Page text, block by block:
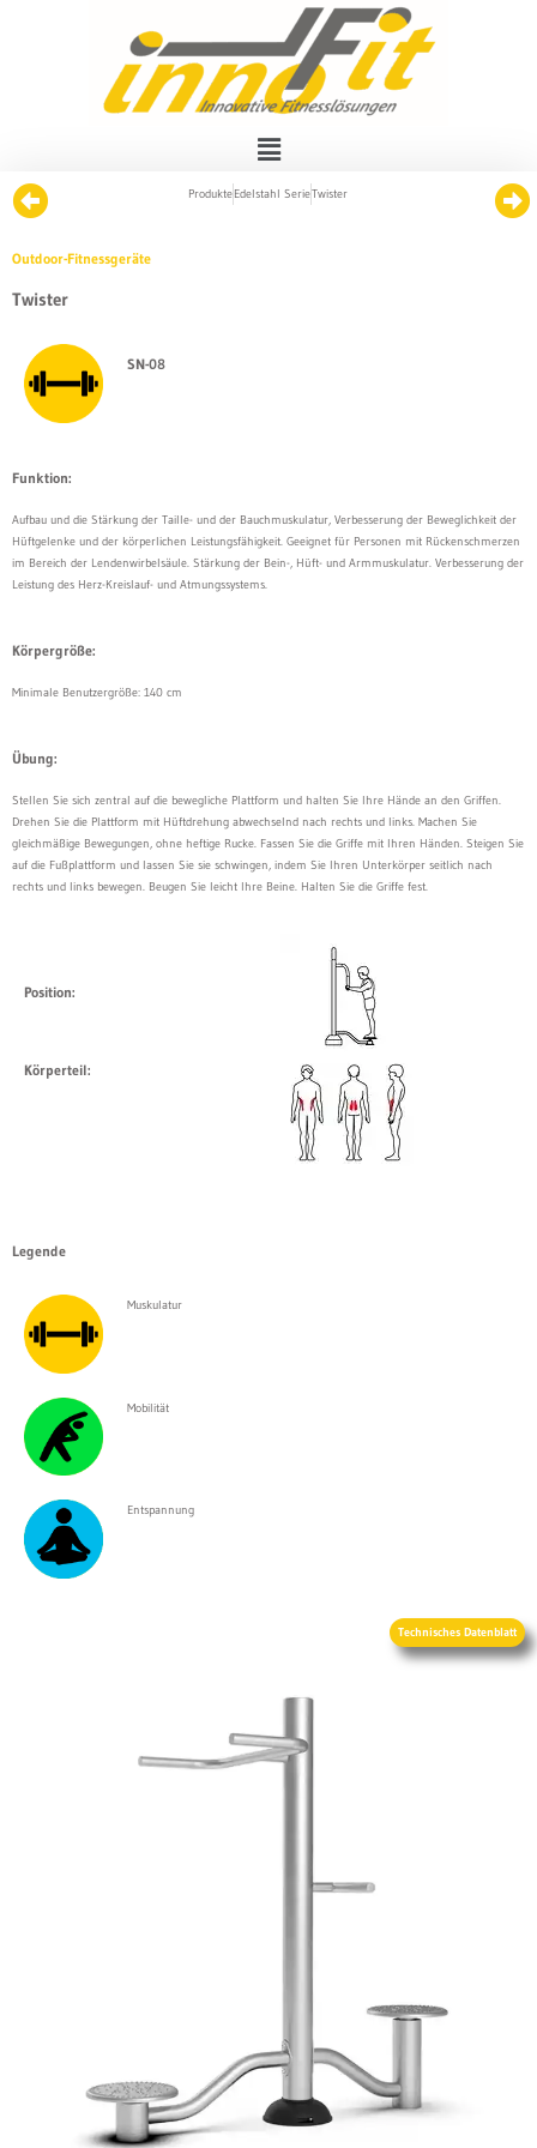
ProdukteEdelstahl SerieTwister
Outdoor-Fitnessgeräte
Twister
SN-08
Funktion:
Aufbau und die Stärkung der Taille- und der Bauchmuskulatur, Verbesserung der Beweglichkeit der
Hüftgelenke und der körperlichen Leistungsfähigkeit. Geeignet für Personen mit Rückenschmerzen
im Bereich der Lendenwirbelsäule. Stärkung der Bein-, Hüft- und Armmuskulatur. Verbesserung der
Leistung des Herz-Kreislauf- und Atmungssystems.
Körpergröße:
Minimale Benutzergröße: 140 cm
Übung:
Stellen Sie sich zentral auf die bewegliche Plattform und halten Sie Ihre Hände an den Griffen.
Drehen Sie die Plattform mit Hüftdrehung abwechselnd nach rechts und links. Machen Sie
gleichmäßige Bewegungen, ohne heftige Rucke. Fassen Sie die Griffe mit Ihren Händen. Steigen Sie
auf die Fußplattform und lassen Sie sie schwingen, indem Sie Ihren Unterkörper seitlich nach
rechts und links bewegen. Beugen Sie leicht Ihre Beine. Halten Sie die Griffe fest.
Position:
Körperteil:
Legende
Muskulatur
Mobilität
Entspannung
Technisches Datenblatt